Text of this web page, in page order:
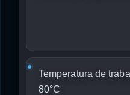
Temperatura de
80°C